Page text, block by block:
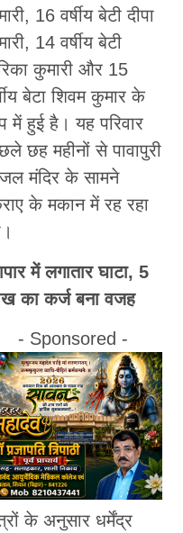
16 वर्षीय बेटी दीपा
14 वर्षीय बेटी
कुमारी और 15
बेटा शिवम कुमार के
में हुई है। यह परिवार
छह महीनों से पावापुरी
मंदिर के सामने
के मकान में रह रहा
में लगातार घाटा, 5
का कर्ज बना वजह
- Sponsored -
के अनुसार धर्मेंद्र